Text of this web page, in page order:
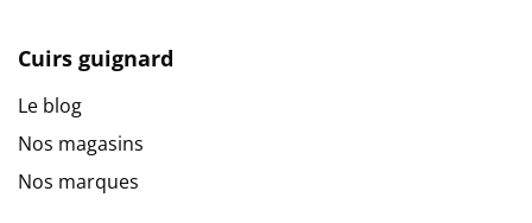
Cuirs guignard
Le blog
Nos magasins
Nos marques